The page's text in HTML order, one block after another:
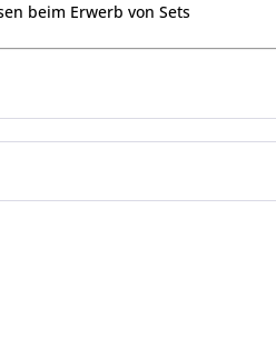
beim Erwerb von Sets